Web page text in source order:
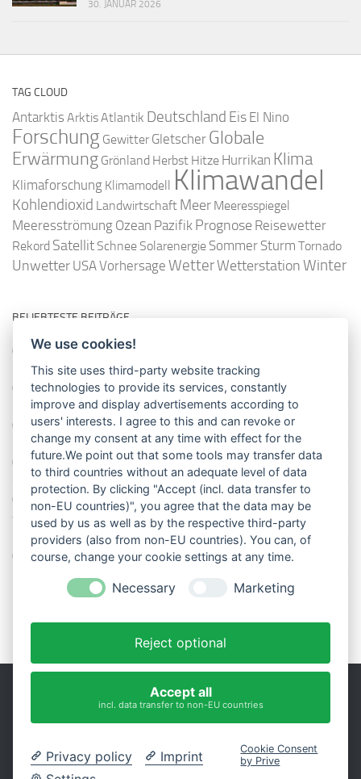
30. JANUAR 2026
TAG CLOUD
Antarktis ArktisAtlantik Deutschland Eis El Nino
Forschung Gewitter Gletscher Globale
Erwärmung Grönland Herbst Hitze Hurrikan Klima
Klimaforschung Klimamodell Klimawandel
Kohlendioxid Landwirtschaft Meer Meeresspiegel
Meeresströmung Ozean Pazifik Prognose Reisewetter
Rekord Satellit Schnee Solarenergie Sommer Sturm Tornado
Unwetter USAVorhersage WetterWetterstationWinter
BELIEBTESTE BEITRÄGE
So misst man die Lufttemperatur richtig
Die richtige Wasserpumpe für den Garten
Das Wetter-Netzwerk WeatherCloud
So stellt man einen Regenmesser korrekt auf
11 Dinge über den Luftdruck, die Sie garantiert noch nicht alle
wussten
Blitzstatistik Europa: Wo gewittert es am meisten?
Impressum |Datenschutz
We use cookies!
This site uses third-party website tracking
technologies to provide its services, constantly
improve and display advertisements according to
users' interests. I agree to this and can revoke or
change my consent at any time with effect for the
future.We point out that some tools may transfer data
to third countries without an adequate level of data
protection. By clicking "Accept (incl. data transfer to
non-EU countries)", you agree that the data may be
used by us as well as by the respective third-party
providers (also from non-EU countries). You can, of
course, change your cookie settings at any time.
Necessary Marketing
Reject optional
Accept all
incl. data transfer to non-EU countries
Privacy policy
Imprint
Cookie Consent
by Prive